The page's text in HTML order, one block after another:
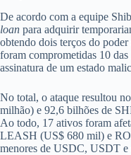
De acordo com a equipe
loan para adquirir
obtendo dois terços do
foram comprometidas 10
assinatura de um estado
No total, o ataque resultou
milhão) e 92,6 bilhões de
Ao todo, 17 ativos foram
LEASH (US$ 680 mil) e
menores de USDC, USDT e